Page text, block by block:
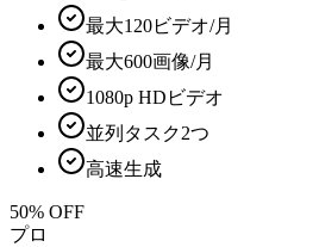
最大120ビデオ/月
最大600画像/月
1080p HDビデオ
並列タスク2つ
高速生成
50% OFF
プロ